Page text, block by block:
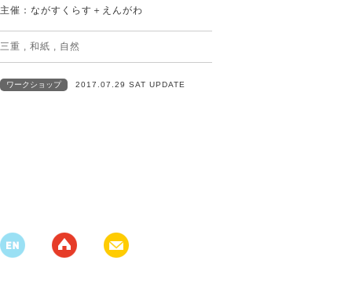
主催：ながすくらす＋えんがわ
三重 , 和紙 , 自然
ワークショップ 2017.07.29 SAT UPDATE